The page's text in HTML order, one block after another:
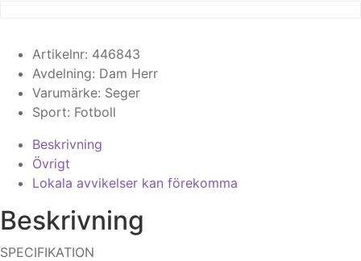
Artikelnr: 446843
Avdelning: Dam Herr
Varumärke: Seger
Sport: Fotboll
Beskrivning
Övrigt
Lokala avvikelser kan förekomma
Beskrivning
SPECIFIKATION